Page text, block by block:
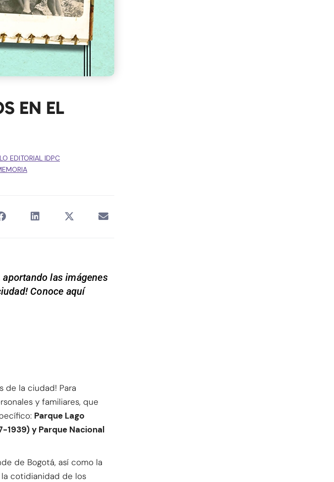
EN EL
EDITORIAL IDPC
las imágenes
Conoce aquí
de la ciudad! Para
y familiares, que
Parque Lago
1939) y Parque Nacional
de Bogotá, así como la
cotidianidad de los